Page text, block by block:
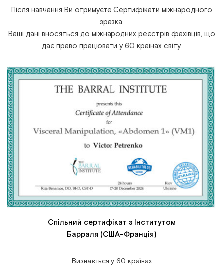
Після навчання Ви отримуєте Сертифікати міжнародного
зразка.
Ваші дані вносяться до міжнародних реєстрів фахівців, що
дає право працювати у 60 країнах світу.
Спільний сертифікат з Інститутом
Барраля (США-Франція)
Визнається у 60 країнах